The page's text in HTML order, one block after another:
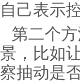
自己表示
第二个
景，比如
察抽动是